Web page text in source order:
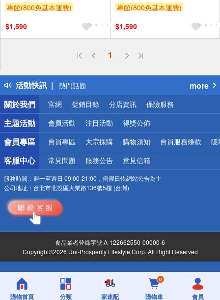
專館(800免基本運費)
$1,590
專館(800免基本運費)
$1,590
1
活動快訊
偏遠地區配送
得獎公告
熱門話題
銀行優惠
偏遠地區配送
詐騙網頁！請小心！
more
關於我們
官網 促銷目錄 分店資訊 保險服務
主題活動 會員活動 注目活動 得獎公佈
會員專區 會員專區 大宗採購 購物須知 會員服務條款 隱
客服中心 常見問題 服務公告 意見信箱
服務時間： 週一至週日 09:00-21:00，例假日依網站公告為主
公司地址： 台北市北投區大業路136號5樓 (台灣)
食品業者登錄字號 A-122662550-00000-6
Copyright©2026 Uni-Prosperity Lifestyle Corp. All Right Reserved
購物首頁 分類 家速配
0
購物車 會員